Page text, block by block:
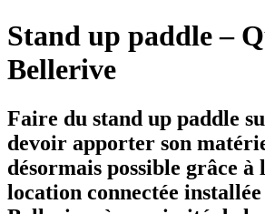
Stand up paddle –
Bellerive
Faire du stand up paddle
devoir apporter son
désormais possible grâce à
location connectée